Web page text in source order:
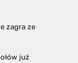
zagra ze
już